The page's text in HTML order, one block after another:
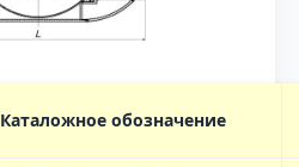
Каталожное обозначение